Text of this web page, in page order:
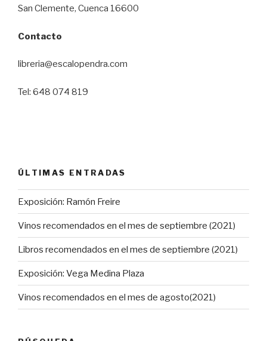
San Clemente, Cuenca 16600
Contacto
libreria@escalopendra.com
Tel: 648 074 819
ÚLTIMAS ENTRADAS
Exposición: Ramón Freire
Vinos recomendados en el mes de septiembre (2021)
Libros recomendados en el mes de septiembre (2021)
Exposición: Vega Medina Plaza
Vinos recomendados en el mes de agosto(2021)